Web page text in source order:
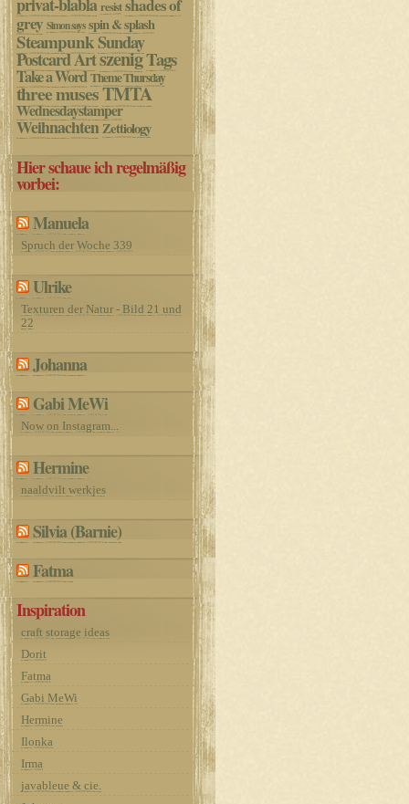
privat-blabla resist shades of
grey Simon says spin & splash
SteampunkSunday
Postcard ArtszenigTags
Take a Word Theme Thursday
three musesTMTA
Wednesdaystamper
Weihnachten Zettiology
Hier schaue ich regelmäßig
vorbei:
Manuela
Spruch der Woche 339
Ulrike
Texturen der Natur - Bild 21 und
22
Johanna
Gabi MeWi
Now on Instagram...
Hermine
naaldvilt werkjes
Silvia (Barnie)
Fatma
Inspiration
craft storage ideas
Dorit
Fatma
Gabi MeWi
Hermine
Ilonka
Irma
javableue & cie.